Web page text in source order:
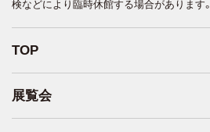
TOP
展覧会
検などにより臨時休館する場合があります。